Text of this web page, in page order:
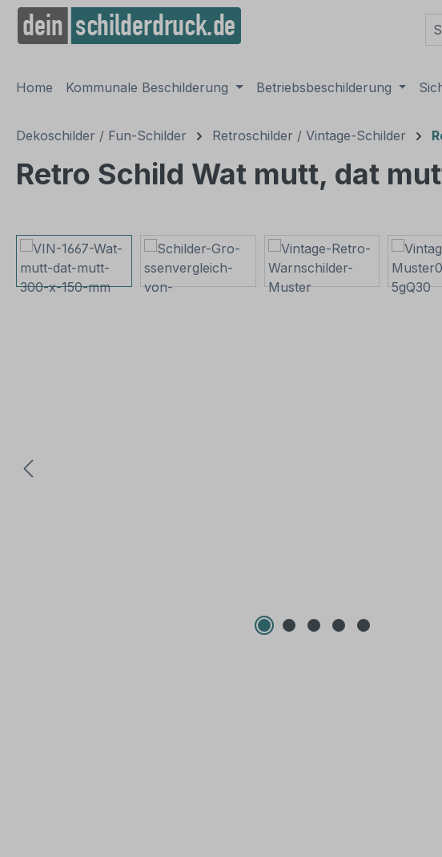
Zur Hauptnavigation springen
Home Kommunale Beschilderung Betriebsbeschilderung
Dekoschilder / Fun-Schilder Retroschilder / Vintage-Schilder
Retro Schild Wat mutt, dat
Bildergalerie überspringen